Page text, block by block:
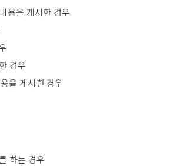
용을 게시한 경우
경우
을 게시한 경우
하는 경우